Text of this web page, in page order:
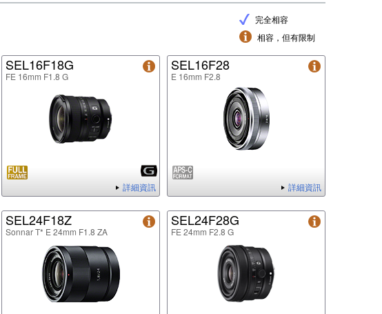
完全相容
相容，但有限制
SEL16F18G
FE 16mm F1.8 G
詳細資訊
SEL16F28
E 16mm F2.8
詳細資訊
SEL24F18Z
Sonnar T* E 24mm F1.8 ZA
SEL24F28G
FE 24mm F2.8 G